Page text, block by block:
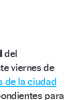
del
viernes de
de la ciudad
para